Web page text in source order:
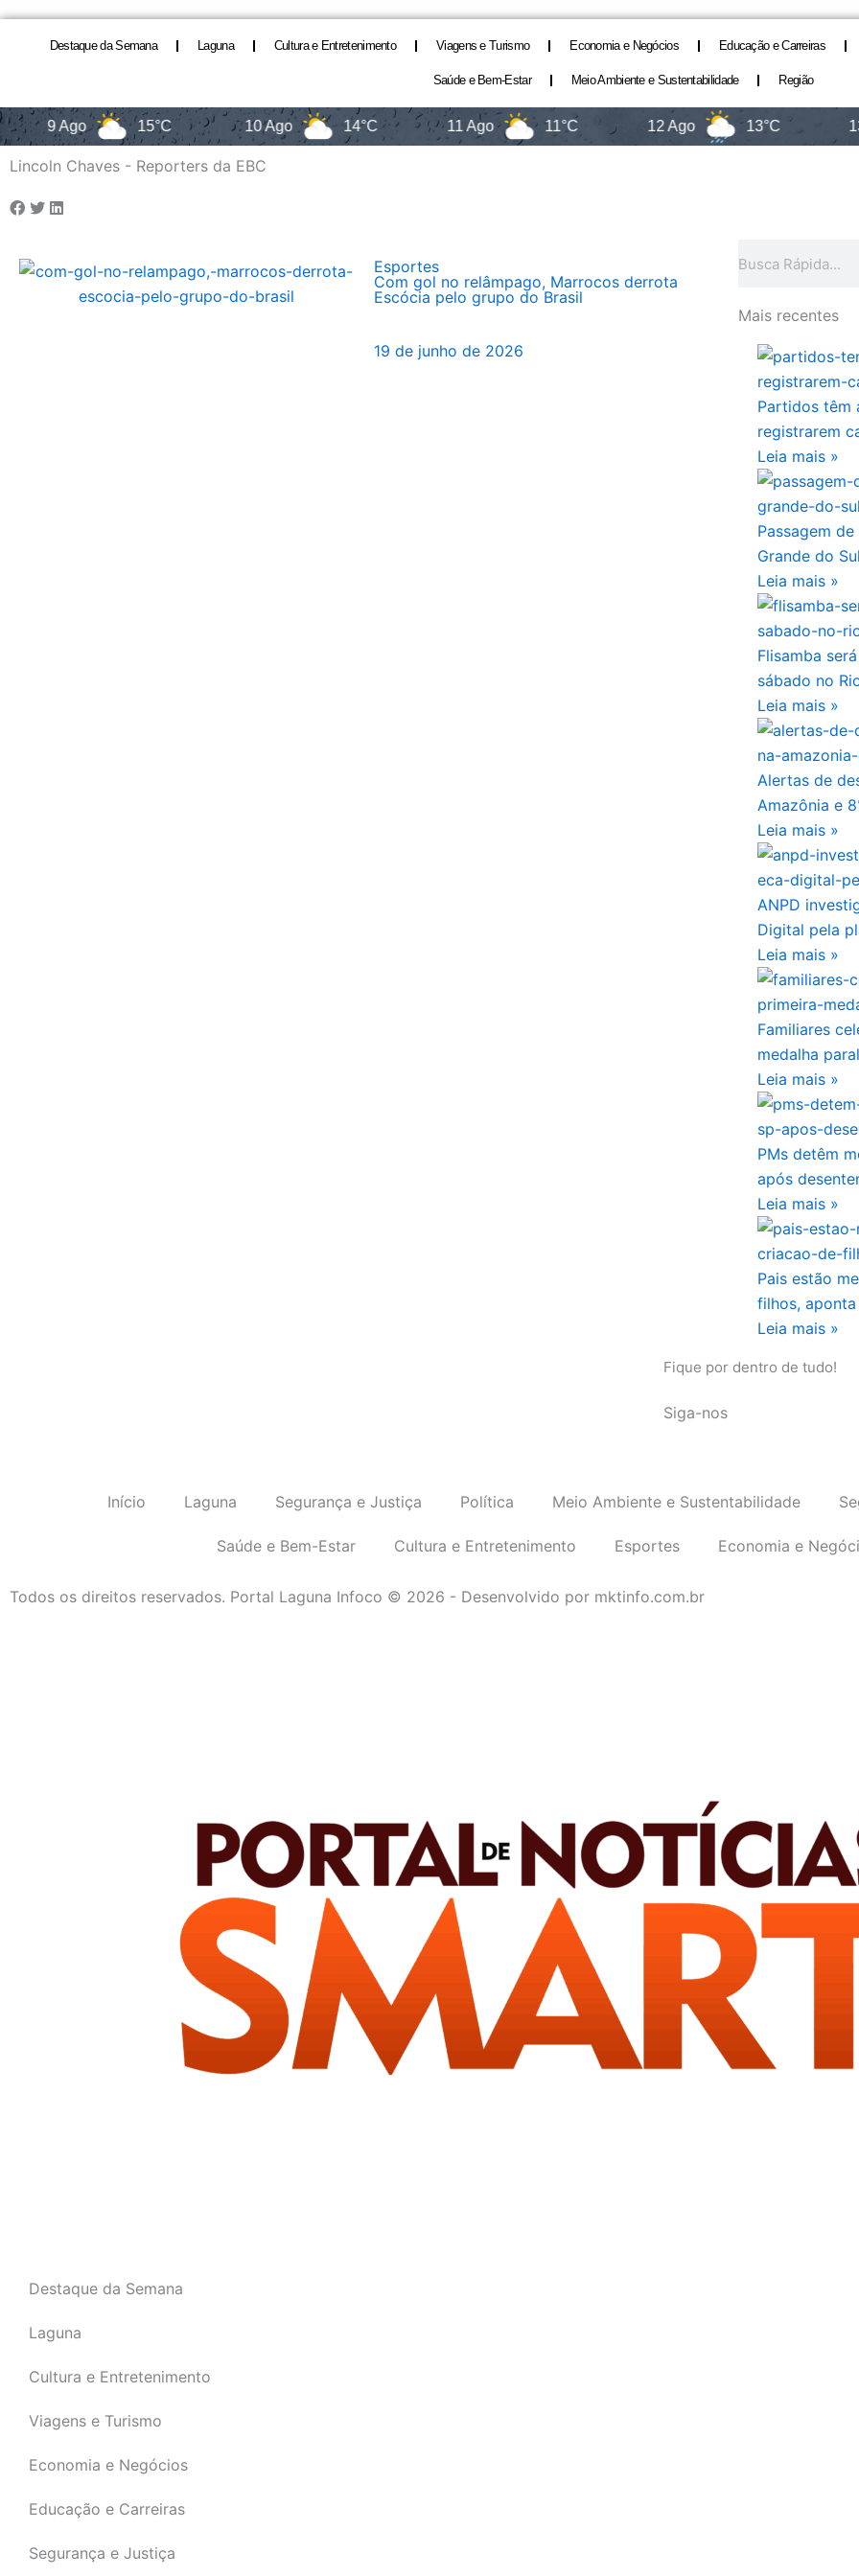
Destaque da Semana Laguna Cultura e Entretenimento Viagens e Turismo Economia e Negócios Educação e Carreiras
Saúde e Bem-Estar Meio Ambiente e Sustentabilidade Região
9 Ago 15°C 10 Ago 14°C 11 Ago 11°C 12 Ago 13°C 13 Ago
Lincoln Chaves - Reporters da EBC
Esportes
Com gol no relâmpago, Marrocos derrota
Escócia pelo grupo do Brasil
19 de junho de 2026
Mais recentes
Partidos têm
registrarem
Leia mais »
Passagem
Grande do
Leia mais »
Flisamba
sábado no
Leia mais »
Alertas de
Amazônia e
Leia mais »
ANPD
Digital pela
Leia mais »
Familiares
medalha
Leia mais »
PMs detêm
após
Leia mais »
Pais estão
filhos,
Leia mais »
Fique por dentro de tudo!
Siga-nos
Início Laguna Segurança e Justiça Política Meio Ambiente e Sustentabilidade
Saúde e Bem-Estar Cultura e Entretenimento Esportes Economia e
Todos os direitos reservados. Portal Laguna Infoco © 2026 - Desenvolvido por mktinfo.com.br
Destaque da Semana
Laguna
Cultura e Entretenimento
Viagens e Turismo
Economia e Negócios
Educação e Carreiras
Segurança e Justiça